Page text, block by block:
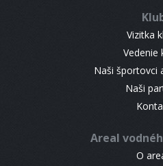
Vizitka
Vedenie
Naši športovci
Naši
Areal
O